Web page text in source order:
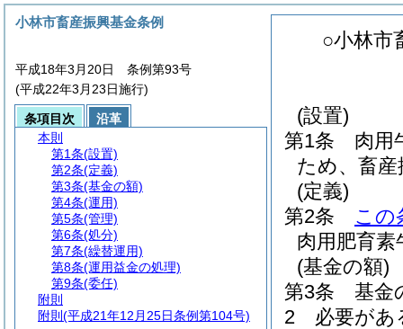
○小林市
(設置)
第1条
肉用
ため、畜産
(定義)
第2条
この
肉用肥育
(基金の額)
第3条
基金
2
必要があ
小林市畜産振興基金条例
平成18年3月20日 条例第93号
(平成22年3月23日施行)
条項目次
沿革
本則
第1条(設置)
第2条(定義)
第3条(基金の額)
第4条(運用)
第5条(管理)
第6条(処分)
第7条(繰替運用)
第8条(運用益金の処理)
第9条(委任)
附則
附則 (平成21年12月25日条例第104号)